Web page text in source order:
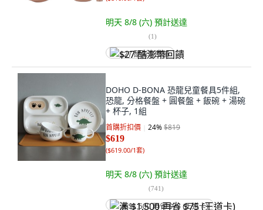
明天 8/8 (六) 預計送達
(1)
$27 酷澎幣回饋
DOHO D-BONA 恐龍兒童餐具5件組,
恐龍, 分格餐盤 + 圓餐盤 + 飯碗 + 湯碗
+ 杯子, 1組
首購折扣價 24%$819
$619
($619.00/1套)
明天 8/8 (六) 預計送達
(741)
满 $1,500 再省 $75 (王道卡)